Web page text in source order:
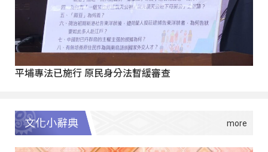
平埔專法已施行 原民身分法暫緩審查
文化小辭典